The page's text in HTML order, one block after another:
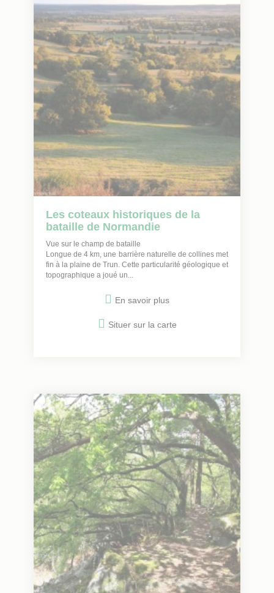
Les coteaux historiques de la
bataille de Normandie
Vue sur le champ de bataille
Longue de 4 km, une barrière naturelle de collines met
fin à la plaine de Trun. Cette particularité géologique et
topographique a joué un...
En savoir plus
Situer sur la carte